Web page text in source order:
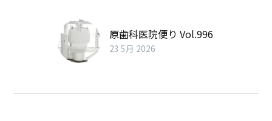
原歯科医院便り Vol.996
23 5月 2026